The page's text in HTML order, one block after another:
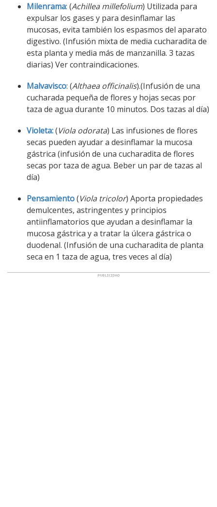
Milenrama: (Achillea millefolium) Utilizada para
expulsar los gases y para desinflamar las
mucosas, evita también los espasmos del aparato
digestivo. (Infusión mixta de media cucharadita de
esta planta y media más de manzanilla. 3 tazas
diarias) Ver contraindicaciones.
Malvavisco: (Althaea officinalis).(Infusión de una
cucharada pequeña de flores y hojas secas por
taza de agua durante 10 minutos. Dos tazas al día)
Violeta:(Viola odorata) Las infusiones de flores
secas pueden ayudar a desinflamar la mucosa
gástrica (infusión de una cucharadita de flores
secas por taza de agua. Beber un par de tazas al
día)
Pensamiento(Viola tricolor) Aporta propiedades
demulcentes, astringentes y principios
antiinflamatorios que ayudan a desinflamar la
mucosa gástrica y a tratar la úlcera gástrica o
duodenal. (Infusión de una cucharadita de planta
seca en 1 taza de agua, tres veces al día)